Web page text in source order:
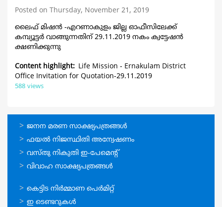
Posted on Thursday, November 21, 2019
ലൈഫ് മിഷന്‍ -എറണാകുളം ജില്ല ഓഫീസിലേക്ക്
കമ്പ്യൂട്ടര്‍ വാങ്ങുന്നതിന് 29.11.2019 നകം ക്വട്ടേഷന്‍
ക്ഷണിക്കുന്നു
Content highlight
Life Mission - Ernakulam District
Office Invitation for Quotation-29.11.2019
588 views
ഓണ്‍ലൈന്‍
സേവനങ്ങള്‍
ജനന മരണ സാക്ഷ്യപത്രങ്ങള്‍
ഫയല്‍ നിജസ്ഥിതി അന്വേഷണം
വസ്തു നികുതി ഇ-പേമെന്റ്
വിവാഹ സാക്ഷ്യപത്രങ്ങള്‍
ഓണ്‍ലൈന്‍
സേവനങ്ങള്‍
കെട്ടിട നിര്‍മ്മാണ പെര്‍മിറ്റ്‌
ഇ ടെണ്ടറുകള്‍